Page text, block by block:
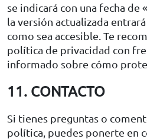
se indicará con una fecha de
la versión actualizada
como sea accesible. Te
política de privacidad con
informado sobre cómo
11. CONTACTO
Si tienes preguntas o
política, puedes ponerte en